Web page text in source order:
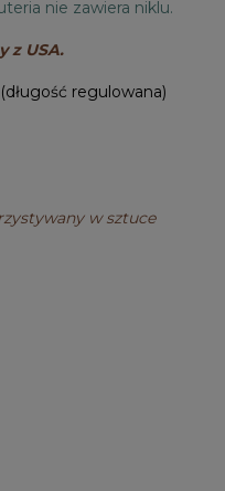
nie zawiera niklu.
z USA.
regulowana)
w sztuce